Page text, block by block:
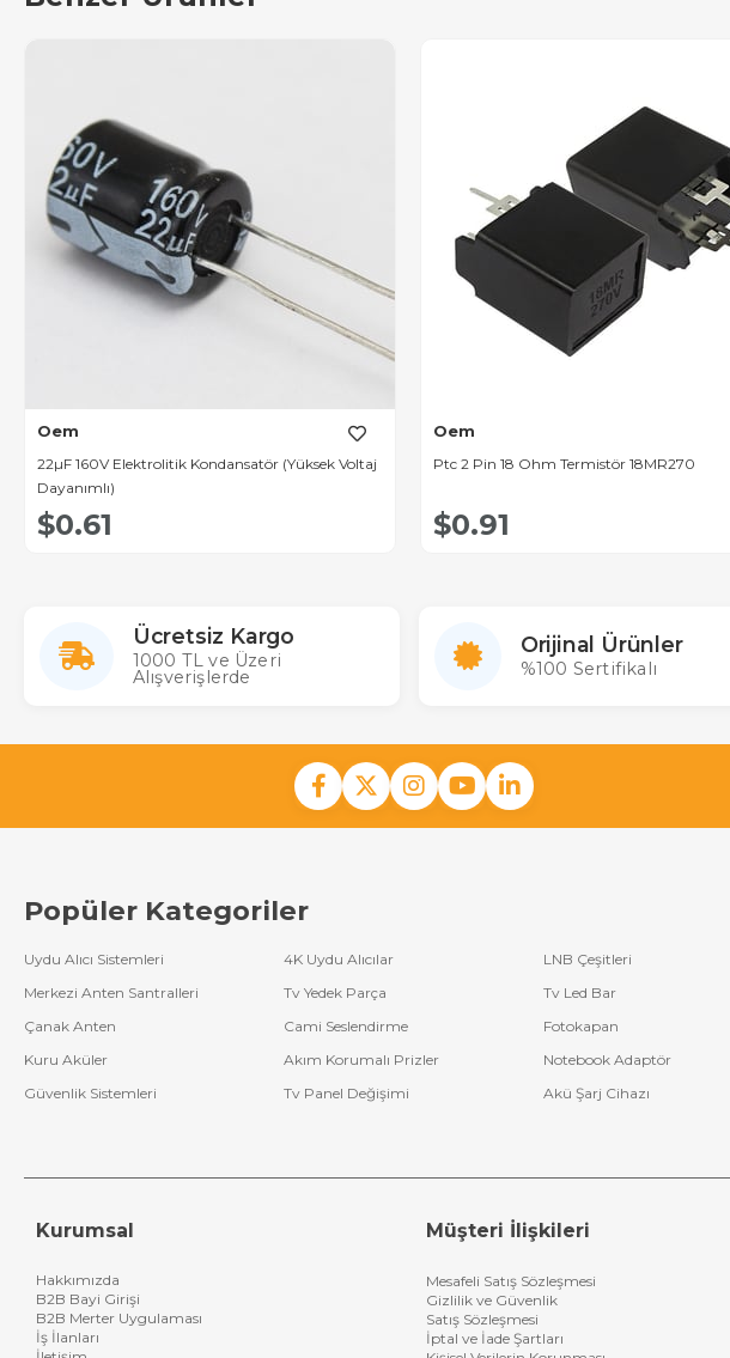
Oem
22µF 160V Elektrolitik Kondansatör (Yüksek Voltaj
Dayanımlı)
$0.61
Oem
Ptc 2 Pin 18 Ohm Termistör 18MR270
$0.91
Ücretsiz Kargo
1000 TL ve Üzeri
Alışverişlerde
Orijinal Ürünler
%100 Sertifikalı
Popüler Kategoriler
Uydu Alıcı Sistemleri 4K Uydu Alıcılar LNB Çeşitleri
Merkezi Anten Santralleri
Tv Yedek Parça Tv Led Bar
Çanak Anten
Cami Seslendirme Fotokapan
Kuru Aküler
Akım Korumalı Prizler Notebook Adaptör
Güvenlik Sistemleri
Tv Panel Değişimi Akü Şarj Cihazı
Kurumsal
Hakkımızda
B2B Bayi Girişi
B2B Merter Uygulaması
İş İlanları
Müşteri İlişkileri
Mesafeli Satış Sözleşmesi
Gizlilik ve Güvenlik
Satış Sözleşmesi
İptal ve İade Şartları